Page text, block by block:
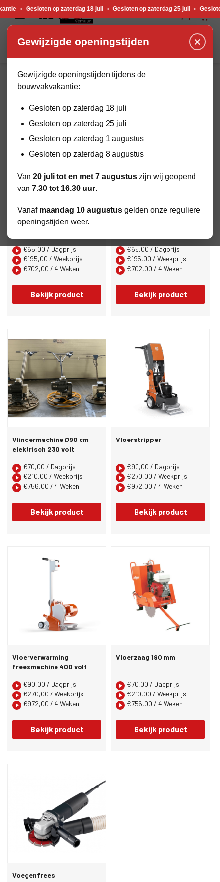
op zaterdag 18 juli • Gesloten op zaterdag 25 juli • Gesloten op
HOME BEKIJK ASSORTIMENT
Vlindermachine Ø75 cm
€65,00/ Dagprijs
€195,00 / Weekprijs
€702,00 / 4 Weken
Bekijk product
€65,00/ Dagprijs
€195,00 / Weekprijs
€702,00 / 4 Weken
Bekijk product
Vlindermachine Ø90 cm
elektrisch 230 volt
€70,00 / Dagprijs
€210,00 / Weekprijs
€756,00 / 4 Weken
Bekijk product
Vloerstripper
€90,00 / Dagprijs
€270,00 / Weekprijs
€972,00 / 4 Weken
Bekijk product
Vloerverwarming
freesmachine 400 volt
€90,00 / Dagprijs
€270,00 / Weekprijs
€972,00 / 4 Weken
Bekijk product
Vloerzaag 190 mm
€70,00 / Dagprijs
€210,00 / Weekprijs
€756,00 / 4 Weken
Bekijk product
Voegenfrees
Gewijzigde openingstijden ×
Gewijzigde openingstijden tijdens de
bouwvakvakantie:
Gesloten op zaterdag 18 juli
Gesloten op zaterdag 25 juli
Gesloten op zaterdag 1 augustus
Gesloten op zaterdag 8 augustus
Van 20 juli tot en met 7 augustus zijn wij geopend
van 7.30 tot 16.30 uur.
Vanaf maandag 10 augustus gelden onze reguliere
openingstijden weer.